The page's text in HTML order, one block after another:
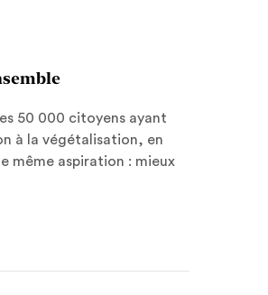
50 000 citoyens ayant
à la végétalisation, en
même aspiration : mieux